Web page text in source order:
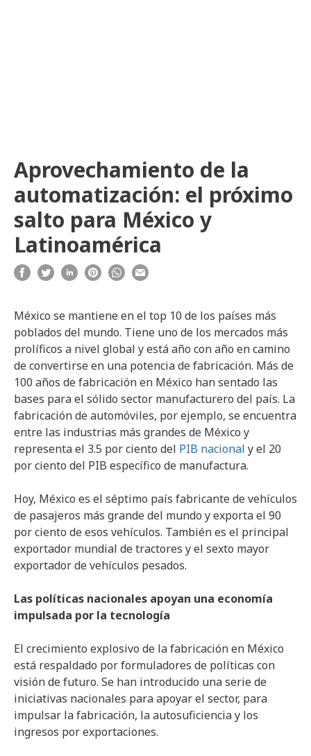
Aprovechamiento de la
automatización: el próximo
salto para México y
Latinoamérica
México se mantiene en el top 10 de los países más
poblados del mundo. Tiene uno de los mercados más
prolíficos a nivel global y está año con año en camino
de convertirse en una potencia de fabricación. Más de
100 años de fabricación en México han sentado las
bases para el sólido sector manufacturero del país. La
fabricación de automóviles, por ejemplo, se encuentra
entre las industrias más grandes de México y
representa el 3.5 por ciento del PIB nacional y el 20
por ciento del PIB específico de manufactura.
Hoy, México es el séptimo país fabricante de vehículos
de pasajeros más grande del mundo y exporta el 90
por ciento de esos vehículos. También es el principal
exportador mundial de tractores y el sexto mayor
exportador de vehículos pesados.
Las políticas nacionales apoyan una economía
impulsada por la tecnología
El crecimiento explosivo de la fabricación en México
está respaldado por formuladores de políticas con
visión de futuro. Se han introducido una serie de
iniciativas nacionales para apoyar el sector, para
impulsar la fabricación, la autosuficiencia y los
ingresos por exportaciones.